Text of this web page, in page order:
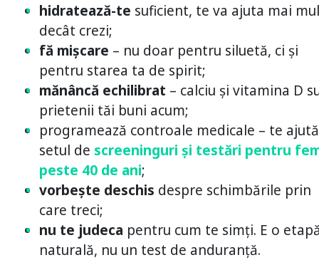
hidratează-te suficient, te va ajuta mai
decât crezi;
fă mișcare – nu doar pentru siluetă, ci și
pentru starea ta de spirit;
mănâncă echilibrat – calciu și vitamina D
prietenii tăi buni acum;
programează controale medicale – te ajută
setul de screeninguri și testări pentru
peste 40 de ani;
vorbește deschis despre schimbările prin
care treci;
nu te judeca pentru cum te simți. E o
naturală, nu un test de anduranță.